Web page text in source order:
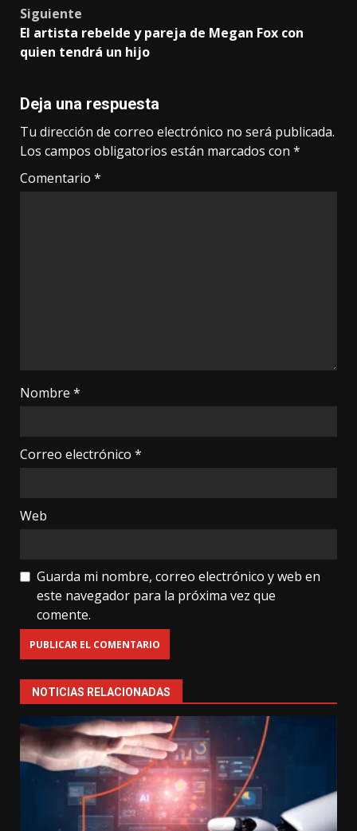
Siguiente
El artista rebelde y pareja de Megan Fox con
quien tendrá un hijo
Deja una respuesta
Tu dirección de correo electrónico no será publicada.
Los campos obligatorios están marcados con *
Comentario *
Nombre *
Correo electrónico *
Web
Guarda mi nombre, correo electrónico y web en
este navegador para la próxima vez que
comente.
NOTICIAS RELACIONADAS